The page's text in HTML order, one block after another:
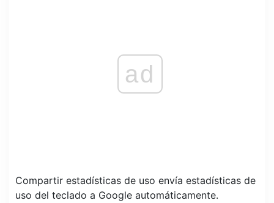
ad
Compartir estadísticas de uso envía estadísticas de
uso del teclado a Google automáticamente.